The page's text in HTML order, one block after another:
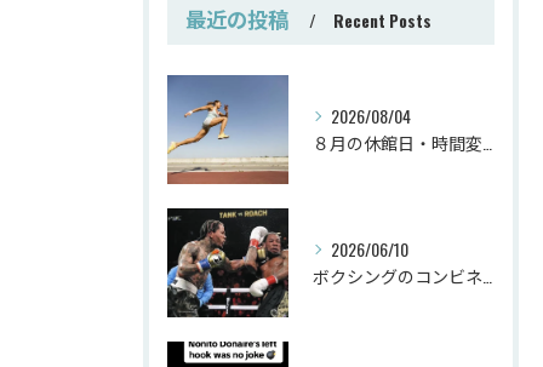
最近の投稿 Recent Posts
2026/08/04
2026/06/10